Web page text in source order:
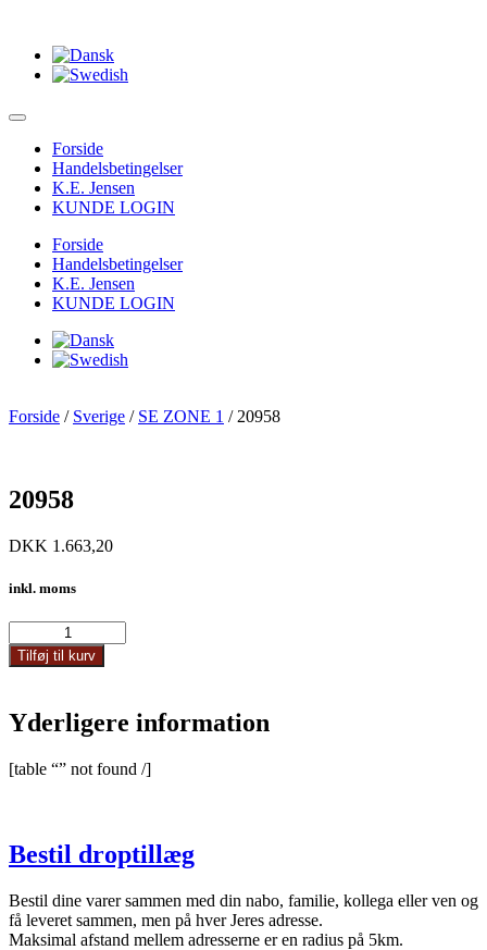
Forside
Handelsbetingelser
K.E. Jensen
KUNDE LOGIN
Forside
Handelsbetingelser
K.E. Jensen
KUNDE LOGIN
Forside / Sverige / SE ZONE 1 / 20958
20958
DKK 1.663,20
inkl. moms
antal
Tilføj til kurv
Yderligere information
[table “” not found /]
Bestil droptillæg
Bestil dine varer sammen med din nabo, familie, kollega eller ven og
få leveret sammen, men på hver Jeres adresse.
Maksimal afstand mellem adresserne er en radius på 5km.